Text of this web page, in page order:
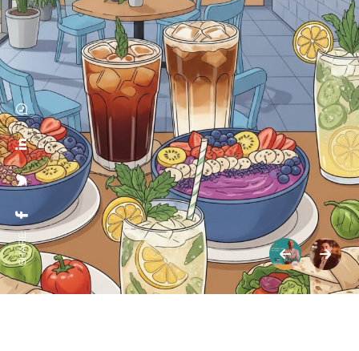
SHARE: